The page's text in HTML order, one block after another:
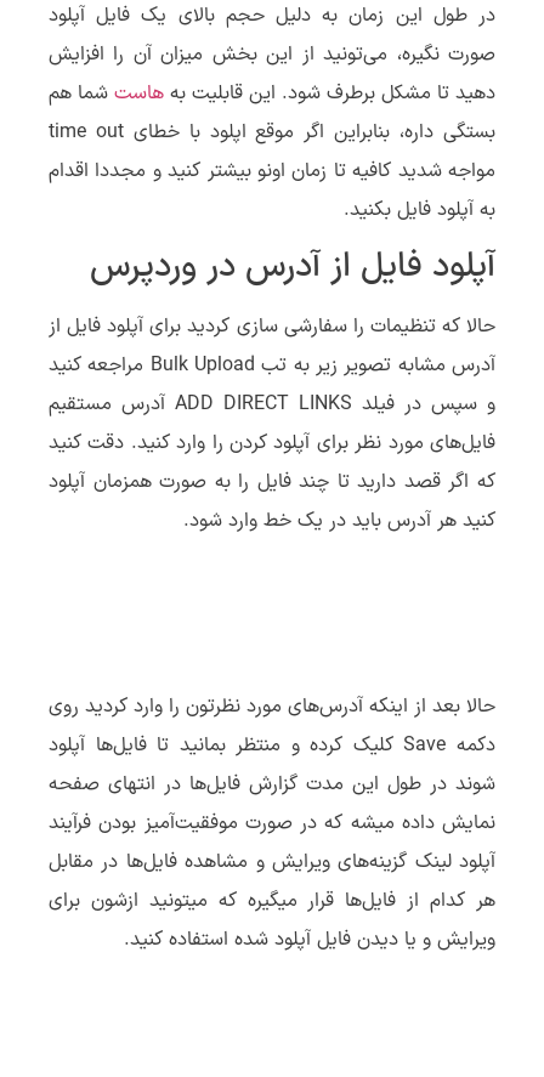
در طول این زمان به دلیل حجم بالای یک فایل آپلود
صورت نگیره، می‌تونید از این بخش میزان آن را افزایش
دهید تا مشکل برطرف شود. این قابلیت به هاست شما هم
بستگی داره، بنابراین اگر موقع اپلود با خطای time out
مواجه شدید کافیه تا زمان اونو بیشتر کنید و مجددا اقدام
به آپلود فایل بکنید.
آپلود فایل از آدرس در وردپرس
حالا که تنظیمات را سفارشی سازی کردید برای آپلود فایل از
آدرس مشابه تصویر زیر به تب Bulk Upload مراجعه کنید
و سپس در فیلد ADD DIRECT LINKS آدرس مستقیم
فایل‌های مورد نظر برای آپلود کردن را وارد کنید. دقت کنید
که اگر قصد دارید تا چند فایل را به صورت همزمان آپلود
کنید هر آدرس باید در یک خط وارد شود.
حالا بعد از اینکه آدرس‌های مورد نظرتون را وارد کردید روی
دکمه Save کلیک کرده و منتظر بمانید تا فایل‌ها آپلود
شوند در طول این مدت گزارش فایل‌ها در انتهای صفحه
نمایش داده میشه که در صورت موفقیت‌آمیز بودن فرآیند
آپلود لینک گزینه‌های ویرایش و مشاهده فایل‌ها در مقابل
هر کدام از فایل‌ها قرار میگیره که میتونید ازشون برای
ویرایش و یا دیدن فایل آپلود شده استفاده کنید.